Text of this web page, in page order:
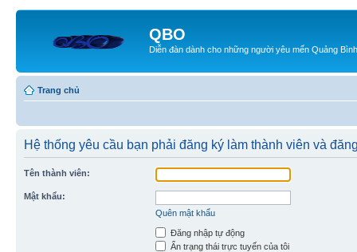
QBO
Diễn đàn dành cho những người yêu mến Quảng Bình
Trang chủ
Hệ thống yêu cầu bạn phải đăng ký làm thành viên và
Tên thành viên:
Mật khẩu:
Quên mật khẩu
Đăng nhập tự động
Ẩn trạng thái trực tuyến của tôi